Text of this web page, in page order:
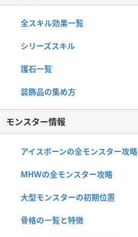
全スキル効果一覧
シリーズスキル
護石一覧
装飾品の集め方
モンスター情報
アイスボーンの全モンスター攻略
MHWの全モンスター攻略
大型モンスターの初期位置
骨格の一覧と特徴